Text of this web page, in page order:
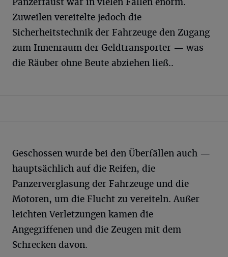
Zuweilen vereitelte jedoch die
Sicherheitstechnik der Fahrzeuge den Zugang
zum Innenraum der Geldtransporter — was
die Räuber ohne Beute abziehen ließ..
Geschossen wurde bei den Überfällen auch —
hauptsächlich auf die Reifen, die
Panzerverglasung der Fahrzeuge und die
Motoren, um die Flucht zu vereiteln. Außer
leichten Verletzungen kamen die
Angegriffenen und die Zeugen mit dem
Schrecken davon.